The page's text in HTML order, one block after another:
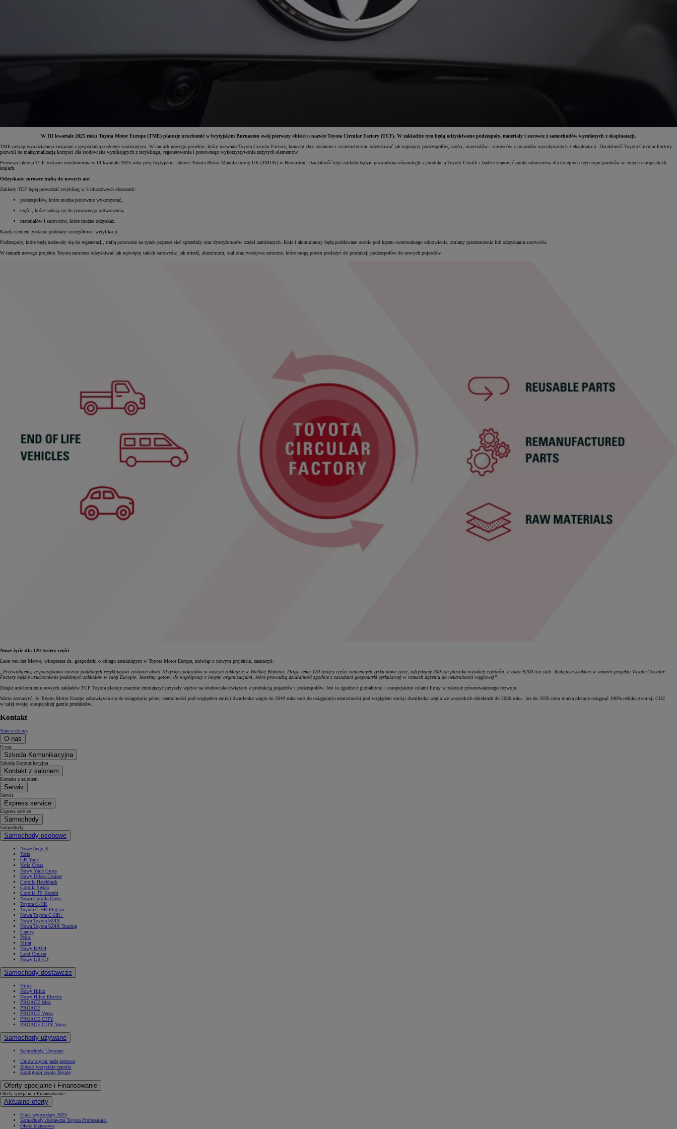
HYBRID
Od105 300 zł
Corolla Hatchback
HYBRID
W III kwartale 2025 roku Toyota Motor Europe (TME) planuje uruchomić w brytyjskim Burnaston swój pierwszy obiekt o nazwie Toyota Circular Factory (TCF). W zakładzie tym będą odzyskiwane podzespoły, materiały i surowce z samochodów wycofanych z eksploatacji.
TME przyspiesza działania związane z gospodarką o obiegu zamkniętym. W ramach nowego projektu, który nazwano Toyota Circular Factory, koncern chce starannie i systematycznie odzyskiwać jak najwięcej podzespołów, części, materiałów i surowców z pojazdów wycofywanych z eksploatacji. Działalność Toyota Circular Factory
pozwoli na maksymalizację korzyści dla środowiska wynikających z recyklingu, regenerowania i ponownego wykorzystywania zużytych elementów.
Pierwsza fabryka TCF zostanie uruchomiona w III kwartale 2025 roku przy brytyjskiej fabryce Toyota Motor Manufacturing UK (TMUK) w Burnaston. Działalność tego zakładu będzie prowadzona równolegle z produkcją Toyoty Corolli i będzie stanowić punkt odniesienia dla kolejnych tego typu punktów w innych europejskich
krajach.
Odzyskane surowce trafią do nowych aut
Zakłady TCF będą prowadzić recykling w 3 kluczowych obszarach:
podzespołów, które można ponownie wykorzystać,
części, które nadają się do ponownego odtworzenia,
materiałów i surowców, które można odzyskać.
Każdy element zostanie poddany szczegółowej weryfikacji.
Podzespoły, które będą nadawały się do regeneracji, trafią ponownie na rynek poprzez sieć sprzedaży oraz dystrybutorów części zamiennych. Koła i akumulatory będą poddawane ocenie pod kątem ewentualnego odnowienia, zmiany przeznaczenia lub odzyskania surowców.
W ramach nowego projektu Toyota zamierza odzyskiwać jak najwięcej takich surowców, jak miedź, aluminium, stal oraz tworzywa sztuczne, które mogą potem posłużyć do produkcji podzespołów do nowych pojazdów.
Nowe życie dla 120 tysięcy części
Leon van der Merwe, wiceprezes ds. gospodarki o obiegu zamkniętym w Toyota Motor Europe, mówiąc o nowym projekcie, zaznaczył:
„Przewidujemy, że początkowo rocznie poddanych recyklingowi zostanie około 10 tysięcy pojazdów w naszym zakładzie w Wielkiej Brytanii. Dzięki temu 120 tysięcy części zamiennych zyska nowe życie, odzyskamy 300 ton plastiku wysokiej czystości, a także 8200 ton stali. Kolejnym krokiem w ramach projektu Toyota Circular
Factory będzie uruchomienie podobnych zakładów w całej Europie. Jesteśmy gotowi do współpracy z innymi organizacjami, które prowadzą działalność zgodnie z zasadami gospodarki cyrkularnej w ramach dążenia do neutralności węglowej”.
Dzięki uruchomieniu nowych zakładów TCF Toyota planuje znacznie zmniejszyć przyszły wpływ na środowisko związany z produkcją pojazdów i podzespołów. Jest to zgodne z globalnymi i europejskimi celami firmy w zakresie zrównoważonego rozwoju.
Warto zaznaczyć, że Toyota Motor Europe zobowiązała się do osiągnięcia pełnej neutralności pod względem emisji dwutlenku węgla do 2040 roku oraz do osiągnięcia neutralności pod względem emisji dwutlenku węgla we wszystkich obiektach do 2030 roku. Już do 2035 roku marka planuje osiągnąć 100% redukcję emisji CO2
w całej swojej europejskiej gamie produktów.
Kontakt
Napisz do nas
O nas
O nas
Szkoda Komunikacyjna
Szkoda Komunikacyjna
Kontakt z salonem
Kontakt z salonem
Serwis
Serwis
Express service
Express service
Samochody
Samochody
Samochody osobowe
Nowe Aygo X
Yaris
GR Yaris
Yaris Cross
Nowy Yaris Cross
Nowy Urban Cruiser
Corolla Hatchback
Corolla Sedan
Corolla TS Kombi
Nowa Corolla Cross
Toyota C-HR
Toyota C-HR Plug-in
Nowa Toyota C-HR+
Nowa Toyota bZ4X
Nowa Toyota bZ4X Touring
Camry
Prius
Mirai
Nowy RAV4
Land Cruiser
Nowy GR GT
Samochody dostawcze
Hilux
Nowy Hilux
Nowy Hilux Electric
PROACE Max
PROACE
PROACE Verso
PROACE CITY
PROACE CITY Verso
Samochody używane
Samochody Używane
Umów się na jazdę testową
Zobacz wszystkie cenniki
Konfiguruj swoją Toyotę
Oferty specjalne i Finansowanie
Oferty specjalne i Finansowanie
Aktualne oferty
Finał wyprzedaży 2025
Samochody dostawcze Toyota Professional
Oferta biznesowa